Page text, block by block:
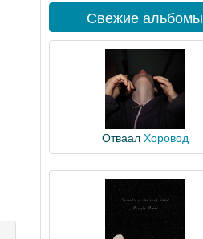
Свежие альбомы
Отваал Хоровод